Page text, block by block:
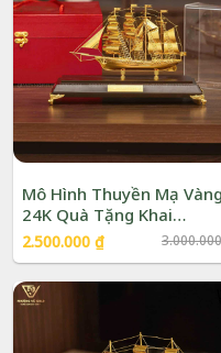
Mô Hình Thuyền Mạ Vàng
24K Quà Tặng Khai
Trương | Phượng Vũ
Giá
gốc
là:
3.000.000 ₫.
2.500.000 ₫Giá
tại
là: